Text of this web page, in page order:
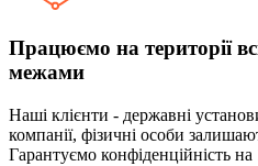
Працюємо на території
межами
Наші клієнти - державні
компанії, фізичні особи
Гарантуємо конфіденційність